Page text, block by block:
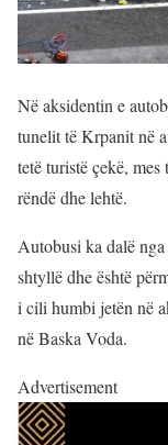
Në aksidentin e
tunelit të Krpanit në
tetë turistë çekë,
rëndë dhe lehtë.
Autobusi ka dalë
shtyllë dhe është
i cili humbi jetën në
në Baska Voda.
Advertisement